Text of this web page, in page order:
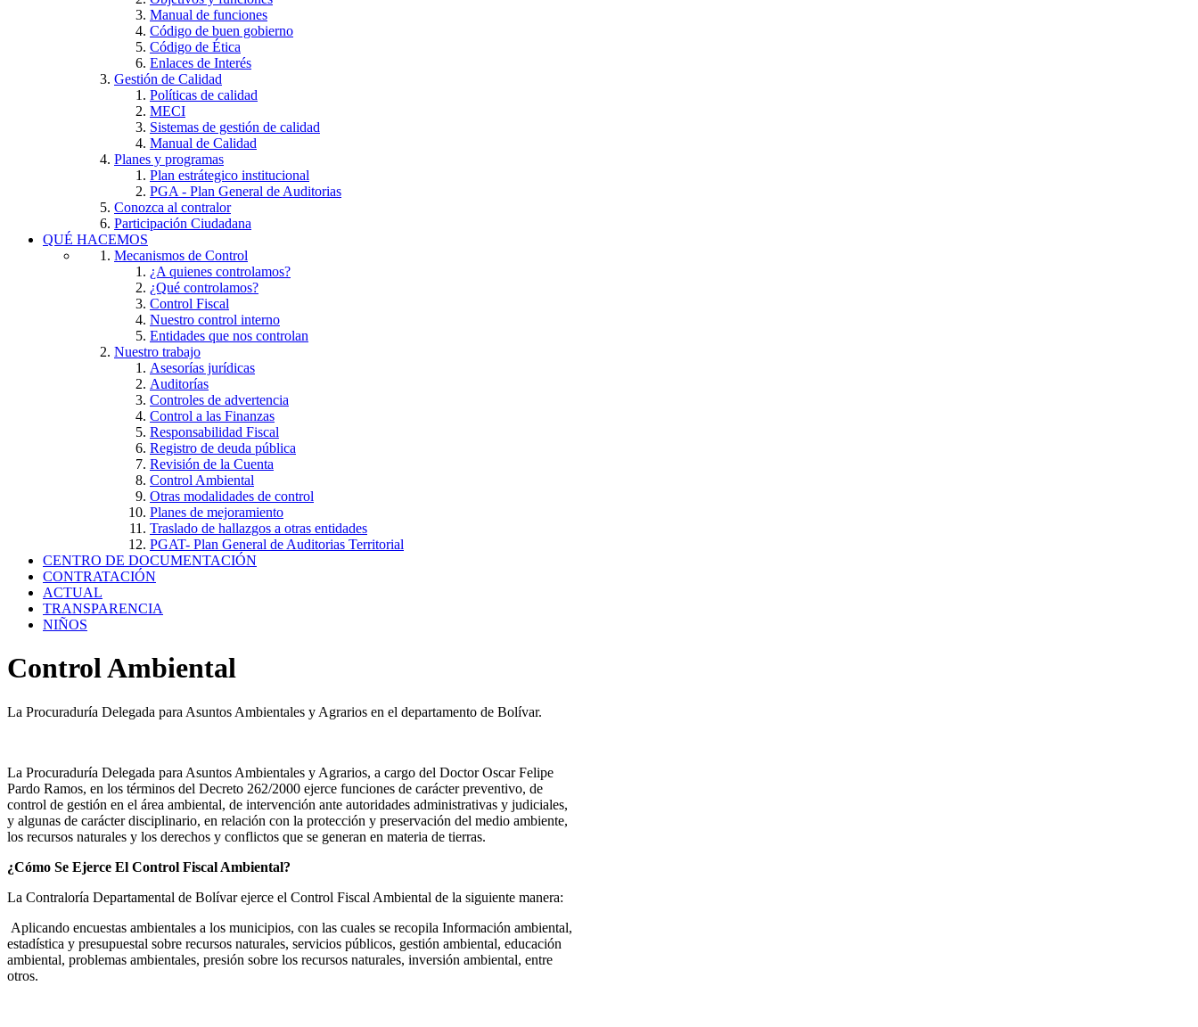
Manual de funciones
Código de buen gobierno
Código de Ética
Enlaces de Interés
Gestión de Calidad
Políticas de calidad
MECI
Sistemas de gestión de calidad
Manual de Calidad
Planes y programas
Plan estrátegico institucional
PGA - Plan General de Auditorias
Conozca al contralor
Participación Ciudadana
QUÉ HACEMOS
Mecanismos de Control
¿A quienes controlamos?
¿Qué controlamos?
Control Fiscal
Nuestro control interno
Entidades que nos controlan
Nuestro trabajo
Asesorías jurídicas
Auditorías
Controles de advertencia
Control a las Finanzas
Responsabilidad Fiscal
Registro de deuda pública
Revisión de la Cuenta
Control Ambiental
Otras modalidades de control
Planes de mejoramiento
Traslado de hallazgos a otras entidades
PGAT- Plan General de Auditorias Territorial
CENTRO DE DOCUMENTACIÓN
CONTRATACIÓN
ACTUAL
TRANSPARENCIA
NIÑOS
Control Ambiental
La Procuraduría Delegada para Asuntos Ambientales y Agrarios en el departamento de Bolívar.
La Procuraduría Delegada para Asuntos Ambientales y Agrarios, a cargo del Doctor Oscar Felipe
Pardo Ramos, en los términos del Decreto 262/2000 ejerce funciones de carácter preventivo, de
control de gestión en el área ambiental, de intervención ante autoridades administrativas y judiciales,
y algunas de carácter disciplinario, en relación con la protección y preservación del medio ambiente,
los recursos naturales y los derechos y conflictos que se generan en materia de tierras.
¿Cómo Se Ejerce El Control Fiscal Ambiental?
La Contraloría Departamental de Bolívar ejerce el Control Fiscal Ambiental de la siguiente manera:
Aplicando encuestas ambientales a los municipios, con las cuales se recopila Información ambiental,
estadística y presupuestal sobre recursos naturales, servicios públicos, gestión ambiental, educación
ambiental, problemas ambientales, presión sobre los recursos naturales, inversión ambiental, entre
otros.